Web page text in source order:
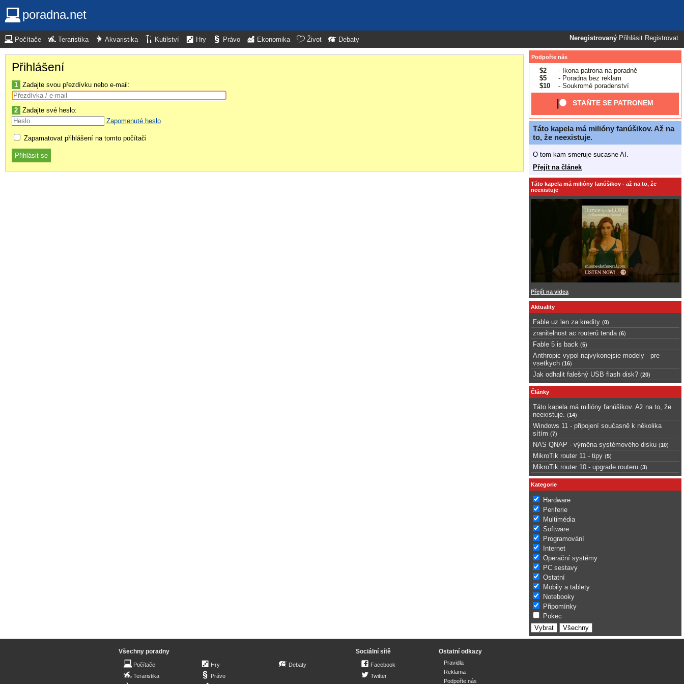
poradna.net
Neregistrovaný Přihlásit Registrovat
Počítače Teraristika Akvaristika Kutilství Hry Právo Ekonomika Život Debaty
Přihlášení
1 Zadajte svou přezdívku nebo e-mail:
2 Zadajte své heslo:
Zapomenuté heslo
Zapamatovat přihlášení na tomto počítači
Podpořte nás
$2
- Ikona patrona na poradně
$5
- Poradna bez reklam
$10
- Soukromé poradenství
STAŇTE SE PATRONEM
Táto kapela má milióny fanúšikov. Až na
to, že neexistuje.
O tom kam smeruje sucasne AI.
Přejít na článek
Táto kapela má milióny fanúšikov - až na to, že
neexistuje
Přejít na videa
Aktuality
Fable uz len za kredity (0)
zranitelnost ac routerů tenda (6)
Fable 5 is back (5)
Anthropic vypol najvykonejsie modely - pre
vsetkych (16)
Jak odhalit falešný USB flash disk? (20)
Články
Táto kapela má milióny fanúšikov. Až na to, že
neexistuje.
(14)
Windows 11 - připojení současně k několika
sítím (7)
NAS QNAP - výměna systémového disku (10)
MikroTik router 11 - tipy (5)
MikroTik router 10 - upgrade routeru (3)
Kategorie
Hardware
Periferie
Multimédia
Software
Programování
Internet
Operační systémy
PC sestavy
Ostatní
Mobily a tablety
Notebooky
Připomínky
Pokec
Všechny poradny
Počítače
Teraristika
Hry
Právo
Debaty
Sociální sítě
Facebook
Twitter
Ostatní odkazy
Pravidla
Reklama
Podpořte nás